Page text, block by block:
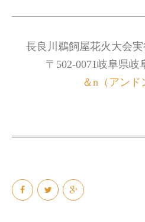
長良川鵜飼屋花火大会
〒502-0071岐阜県岐
＆n（アンド